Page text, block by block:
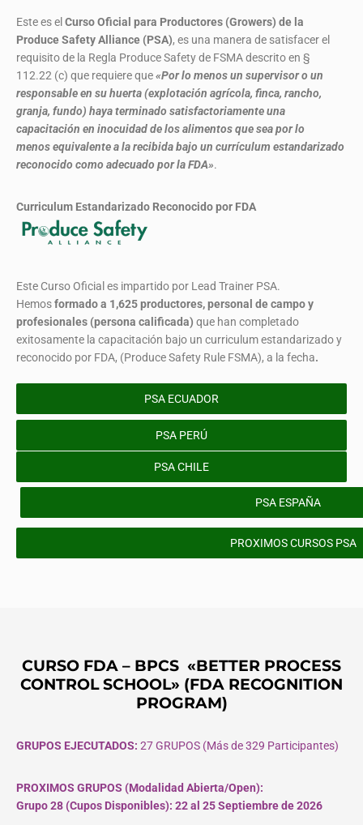
Este es el Curso Oficial para Productores (Growers) de la
Produce Safety Alliance (PSA), es una manera de satisfacer el
requisito de la Regla Produce Safety de FSMA descrito en §
112.22 (c) que requiere que«Por lo menos un supervisor o un
responsable en su huerta (explotación agrícola, finca, rancho,
granja, fundo) haya terminado satisfactoriamente una
capacitación en inocuidad de los alimentos que sea por lo
menos equivalente a la recibida bajo un currículum estandarizado
reconocido como adecuado por la FDA».
Curriculum Estandarizado Reconocido por FDA
Este Curso Oficial es impartido por Lead Trainer PSA.
Hemosformadoa 1,625 productores, personal de campo y
profesionales (persona calificada) que han completado
exitosamente la capacitación bajo un curriculum estandarizado y
reconocido por FDA, (Produce Safety Rule FSMA), a la fecha.
PSA ECUADOR
PSA PERÚ
PSA CHILE
PSA ESPAÑA
PROXIMOS CURSOS PSA
CURSO FDA – BPCS «BETTER PROCESS
CONTROL SCHOOL» (FDA RECOGNITION
PROGRAM)
GRUPOS EJECUTADOS: 27 GRUPOS (Más de 329 Participantes)
PROXIMOS GRUPOS (Modalidad Abierta/Open):
Grupo 28 (Cupos Disponibles): 22 al 25 Septiembre de 2026